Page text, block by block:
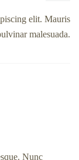
elit. Mauris
malesuada.
Nunc